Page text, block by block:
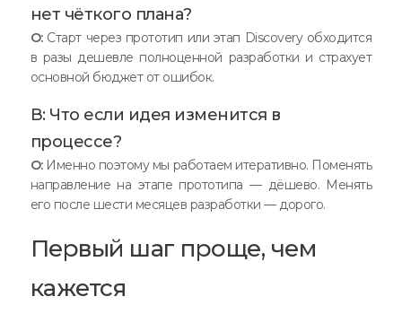
нет чёткого плана?
О:Старт через прототип или этап Discovery обходится
в разы дешевле полноценной разработки и страхует
основной бюджет от ошибок.
В: Что если идея изменится в
процессе?
О:Именно поэтому мы работаем итеративно. Поменять
направление на этапе прототипа — дёшево. Менять
его после шести месяцев разработки — дорого.
Первый шаг проще, чем
кажется